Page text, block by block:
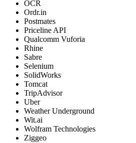
OCR
Ordr.in
Postmates
Priceline API
Qualcomm Vuforia
Rhine
Sabre
Selenium
SolidWorks
Tomcat
TripAdvisor
Uber
Weather Underground
Wit.ai
Wolfram Technologies
Ziggeo